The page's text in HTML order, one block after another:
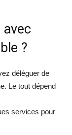
?
déléguer de
Le tout dépend
services pour